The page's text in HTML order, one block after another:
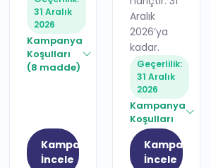
31 Aralık
2026
Kampanya
Koşulları
(8 madde)
Kampanyayı
İncele
Aralık
2026’ya
kadar.
Geçerlilik:
31 Aralık
2026
Kampanya
Koşulları
İncele